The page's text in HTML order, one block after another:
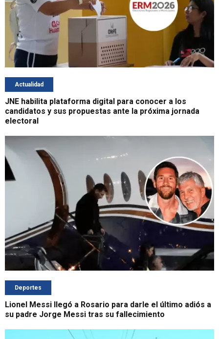
Actualidad
JNE habilita plataforma digital para conocer a los
candidatos y sus propuestas ante la próxima jornada
electoral
Deportes
Lionel Messi llegó a Rosario para darle el último adiós a
su padre Jorge Messi tras su fallecimiento